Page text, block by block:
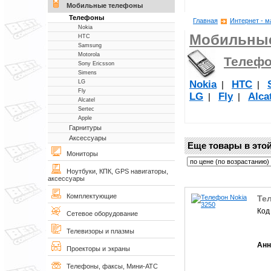
Мобильные телефоны
Телефоны
Nokia
НТС
Samsung
Motorola
Sony Ericsson
Simens
LG
Fly
Alcatel
Sertec
Apple
Гарнитуры
Аксессуары
Мониторы
Ноутбуки, КПК, GPS навигаторы,
аксессуары
Комплектующие
Сетевое оборудование
Телевизоры и плазмы
Проекторы и экраны
Телефоны, факсы, Мини-АТС
Главная Интернет -
Nokia| НТС |
LG | Fly|
Еще товары в
Код